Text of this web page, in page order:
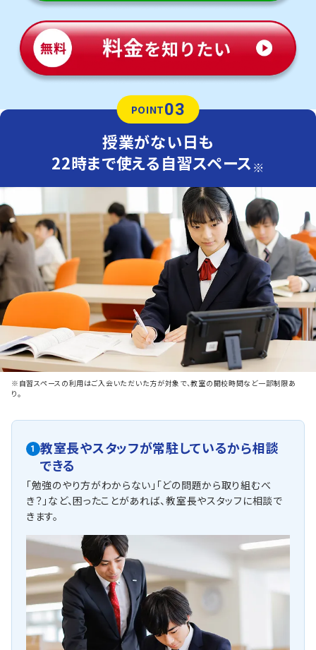
POINT03
授業がない日も
22時まで使える自習スペース ※
※自習スペースの利用はご入会いただいた方が対象で、教室の開校時間など一部制限あ
り。
1
教室長やスタッフが常駐しているから相談
できる
「勉強のやり方がわからない」「どの問題から取り組むべ
き？」など、困ったことがあれば、教室長やスタッフに相談で
きます。